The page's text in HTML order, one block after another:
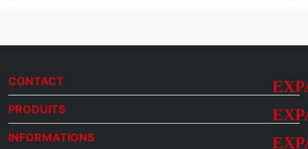
CONTACT
PRODUITS
INFORMATIONS